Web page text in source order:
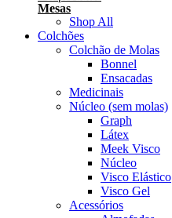
Mesas
Shop All
Colchões
Colchão de Molas
Bonnel
Ensacadas
Medicinais
Núcleo (sem molas)
Graph
Látex
Meek Visco
Núcleo
Visco Elástico
Visco Gel
Acessórios